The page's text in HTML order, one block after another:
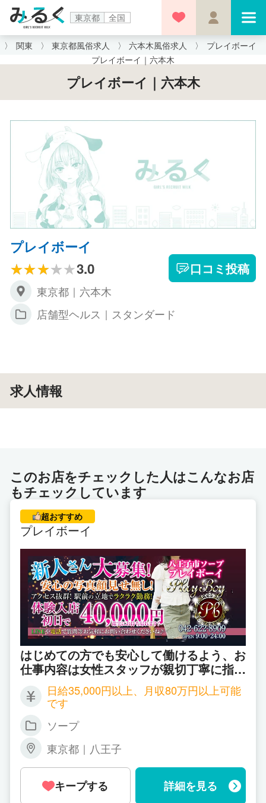
東京都 全国
関東 東京都風俗求人 六本木風俗求人
プレイボーイ
プレイボーイ｜六本木
プレイボーイ｜六本木
プレイボーイ
3.0
口コミ投稿
東京都｜六本木
店舗型ヘルス｜スタンダード
求人情報
このお店をチェックした人はこんなお店
もチェックしています
超おすすめ
プレイボーイ
はじめての方でも安心して働けるよう、お
仕事内容は女性スタッフが親切丁寧に指導
してくれます♪
日給35,000円以上、月収80万円以上可能
です
ソープ
東京都｜八王子
キープする 詳細を見る